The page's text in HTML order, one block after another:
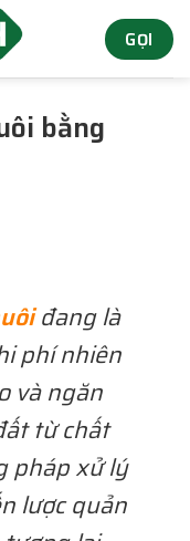
GỌI
bằng
đang là
phí nhiên
và ngăn
từ chất
pháp xử lý
lược quản